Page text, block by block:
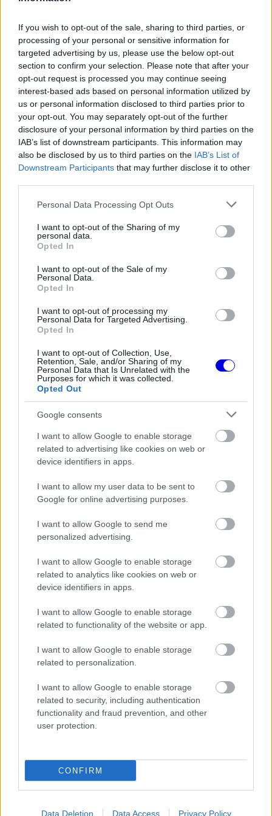
If you wish to opt-out of the sale, sharing to third parties, or
processing of your personal or sensitive information for
targeted advertising by us, please use the below opt-out
section to confirm your selection. Please note that after your
opt-out request is processed you may continue seeing
interest-based ads based on personal information utilized by
us or personal information disclosed to third parties prior to
your opt-out. You may separately opt-out of the further
disclosure of your personal information by third parties on the
IAB’s list of downstream participants. This information may
also be disclosed by us to third parties on the IAB’s List of
Downstream Participants that may further disclose it to other
Please note that this website/app uses one or more Google
not limited to your visit or usage behaviour. You may click to
grant or deny consent to Google and its third-party tags to
use your data for below specified purposes in below Google
consent section.
Personal Data Processing Opt Outs
I want to opt-out of the Sharing of my
personal data.
Opted In
I want to opt-out of the Sale of my
Personal Data.
Opted In
I want to opt-out of processing my
Personal Data for Targeted Advertising.
Opted In
I want to opt-out of Collection, Use,
Retention, Sale, and/or Sharing of my
Personal Data that Is Unrelated with the
Purposes for which it was collected.
Opted Out
Google consents
I want to allow Google to enable storage
related to advertising like cookies on web or
device identifiers in apps.
I want to allow my user data to be sent to
Google for online advertising purposes.
I want to allow Google to send me
personalized advertising.
I want to allow Google to enable storage
related to analytics like cookies on web or
device identifiers in apps.
I want to allow Google to enable storage
related to functionality of the website or app.
I want to allow Google to enable storage
related to personalization.
I want to allow Google to enable storage
related to security, including authentication
functionality and fraud prevention, and other
user protection.
CONFIRM
Data Deletion Data Access Privacy Policy
FORMA-1
Ezt a hibát még Fred Vasseur sem
tudja letagadni a Ferrarinál
FORMA-1
Jelentős összeget kér Alonso az
Aston Martintól a folytatásért
A B-konstrukció csak a kezdet
indít az Aston Martin
Változó teljesítményarányok
A jelenlegi szezonban az autók hajtásáért
ötvenhárom százalékban felel a hagyományos
motor, miközben az elektromos rásegítés
negyvenhét százalékot tesz ki. Ez az arány jövőre
ötvennyolc-negyvenkettőre módosul a belsőégésű
A benzines erőforrások maximális teljesítménye
ennek megfelelően folyamatosan emelkedik. Az
idei négyszáz kilowattos maximum 2027-ben
négyszázhúszra, egy évvel később pedig
négyszázötvenre nő, ami összesen tizenkét és fél
százalékos ugrást jelent. Ezt a növekedést az
üzemanyag-átfolyási határértékek megemelésével
támogatják meg, az üzemanyag-áramlás jövőre öt
százalékkal, 2028-ban pedig tizenhárom
A belsőégésű motorok erősödésével
párhuzamosan az MGU-K maximális leadott
háromszáz kilowattra csökken. Az FIA azonban
meghagy egy speciális előzési üzemmódot, amely